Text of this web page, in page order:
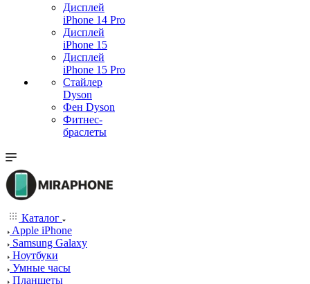
Дисплей
iPhone 14 Pro
Дисплей
iPhone 15
Дисплей
iPhone 15 Pro
Стайлер
Dyson
Фен Dyson
Фитнес-
браслеты
Каталог
Apple iPhone
Samsung Galaxy
Ноутбуки
Умные часы
Планшеты